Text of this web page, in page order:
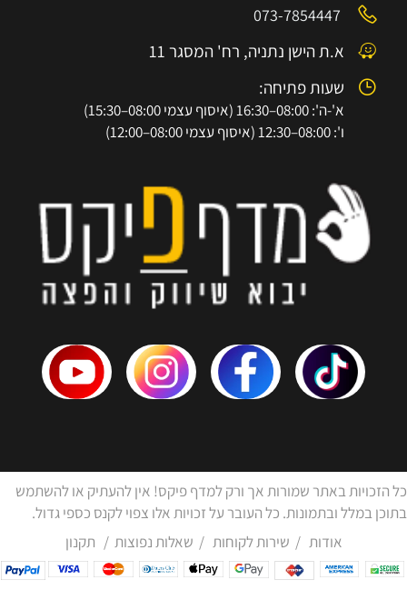
073-7854447
א.ת הישן נתניה, רח' המסגר 11
שעות פתיחה:
א'-ה': 08:00–16:30 (איסוף עצמי 08:00–15:30)
ו': 08:00–12:30 (איסוף עצמי 08:00–12:00)
כל הזכויות באתר שמורות אך ורק למדף פיקס! אין להעתיק או להשתמש
בתוכן במלל ובתמונות. כל העובר על זכויות אלו צפוי לקנס כספי גדול.
אודות / שירות לקוחות / שאלות נפוצות / תקנון